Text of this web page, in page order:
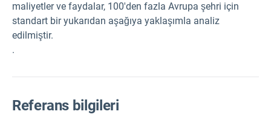
maliyetler ve faydalar, 100'den fazla Avrupa şehri için
standart bir yukarıdan aşağıya yaklaşımla analiz
edilmiştir.
.
Referans bilgileri